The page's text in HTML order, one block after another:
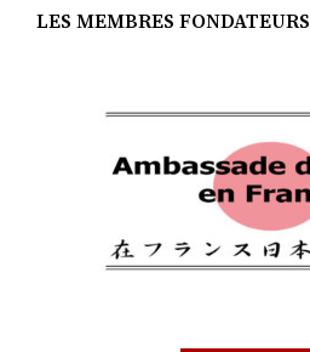
LES MEMBRES FONDATEURS